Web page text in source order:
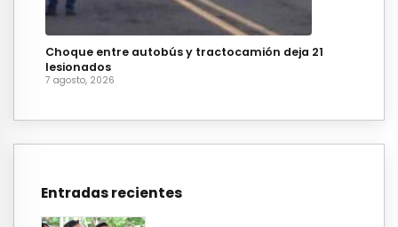
Choque entre autobús y tractocamión deja 21
lesionados
7 agosto, 2026
Entradas recientes